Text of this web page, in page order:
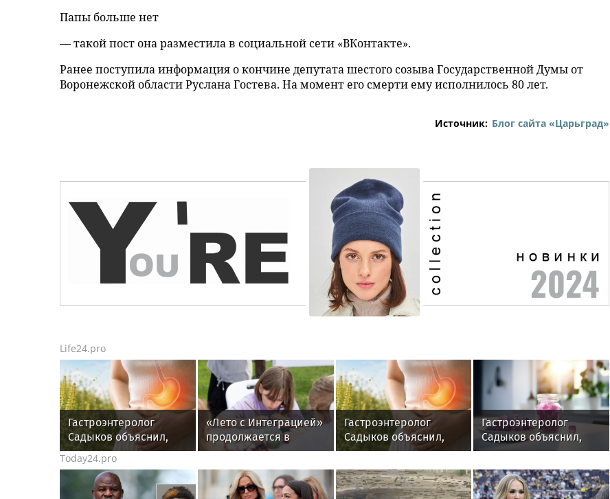
Папы больше нет
— такой пост она разместила в социальной сети «ВКонтакте».
Ранее поступила информация о кончине депутата шестого созыва Государственной Думы от
Воронежской области Руслана Гостева. На момент его смерти ему исполнилось 80 лет.
Источник: Блог сайта «Царьград»
Life24.pro
Гастроэнтеролог
Садыков объяснил,
как амброзия может
влиять на ЖКТ
«Лето с Интеграцией»
продолжается в
августе —
месяц программы
Гастроэнтеролог
Садыков объяснил,
как амброзия может
Гастроэнтеролог
Садыков объяснил,
как сахар в рационе
изнашивание тканей
Today24.pro